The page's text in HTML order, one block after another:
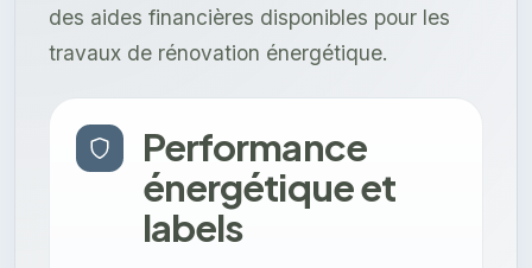
des aides financières disponibles pour les
travaux de rénovation énergétique.
Performance
énergétique et
labels